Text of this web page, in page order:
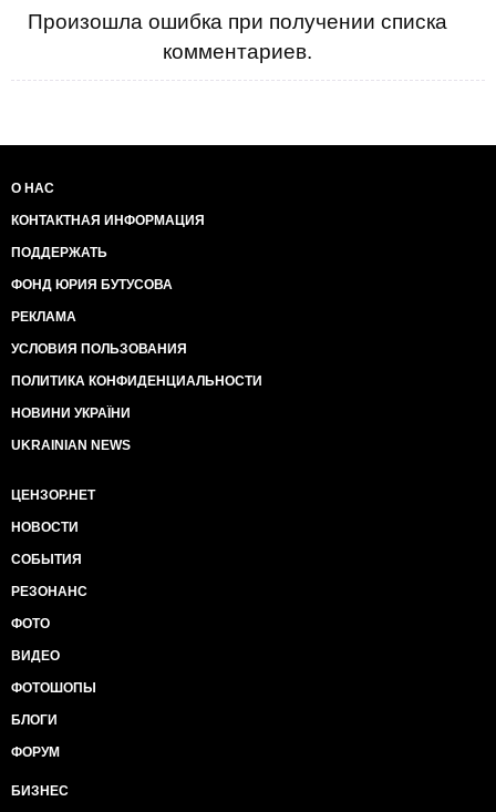
Произошла ошибка при получении списка
комментариев.
О НАС
КОНТАКТНАЯ ИНФОРМАЦИЯ
ПОДДЕРЖАТЬ
ФОНД ЮРИЯ БУТУСОВА
РЕКЛАМА
УСЛОВИЯ ПОЛЬЗОВАНИЯ
ПОЛИТИКА КОНФИДЕНЦИАЛЬНОСТИ
НОВИНИ УКРАЇНИ
UKRAINIAN NEWS
ЦЕНЗОР.НЕТ
НОВОСТИ
СОБЫТИЯ
РЕЗОНАНС
ФОТО
ВИДЕО
ФОТОШОПЫ
БЛОГИ
ФОРУМ
БИЗНЕС